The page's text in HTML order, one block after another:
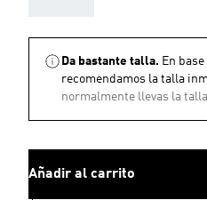
Da bastante talla. En
recomendamos la talla
normalmente llevas la
Añadir al carrito